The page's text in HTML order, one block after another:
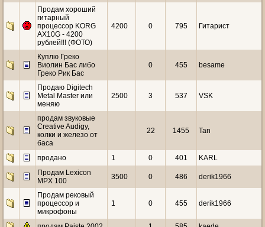
Продам хороший
гитарный
процессор KORG
AX10G - 4200
рублей!!! (ФОТО)
4200 0 795 Гитарист
Куплю Греко
Виолин Бас либо
Греко Рик Бас
0 455 besame
Продаю Digitech
Metal Master или
меняю
2500 3 537 VSK
продам звуковые
Creative Audigy,
колки и железо от
баса
22 1455 Tan
продано 1 0 401
KARL
Продам Lexicon
MPX 100
3500 0 486 derik1966
Продам рековый
процессор и
микрофоны
1 0 455 derik1966